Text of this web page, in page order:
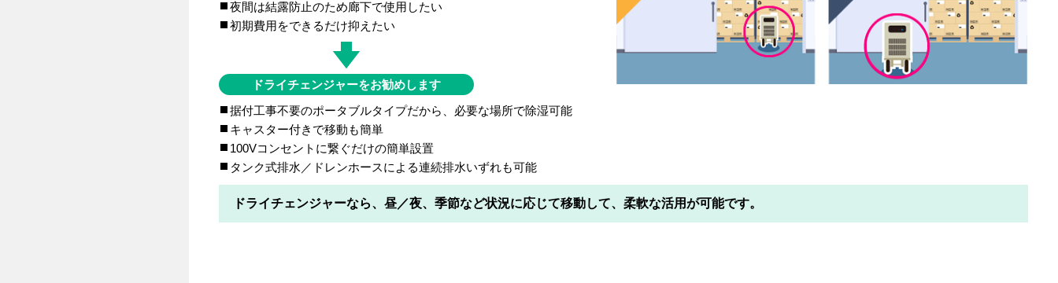
夜間は結露防止のため廊下で使用したい
初期費用をできるだけ抑えたい
ドライチェンジャーをお勧めします
据付工事不要のポータブルタイプだから、必要な場所で除湿可能
キャスター付きで移動も簡単
100Vコンセントに繋ぐだけの簡単設置
タンク式排水／ドレンホースによる連続排水いずれも可能
ドライチェンジャーなら、昼／夜、季節など状況に応じて移動して、柔軟な活用が可能です。